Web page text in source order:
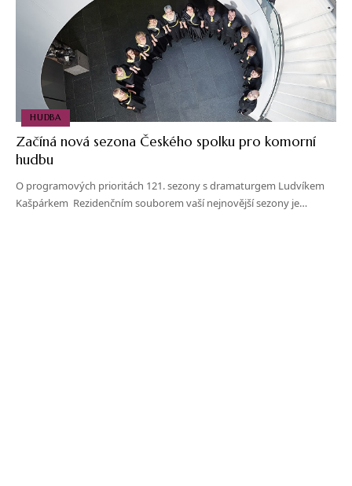
HUDBA
Začíná nová sezona Českého spolku pro komorní
hudbu
O programových prioritách 121. sezony s dramaturgem Ludvíkem
Kašpárkem Rezidenčním souborem vaší nejnovější sezony je…